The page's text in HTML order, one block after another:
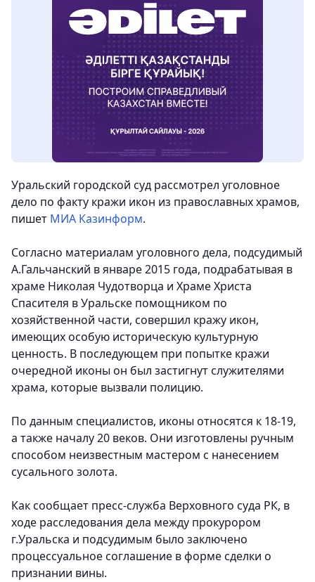
Уральский городской суд рассмотрел уголовное
дело по факту кражи икон из православных храмов,
пишет МИА Казинформ.
Согласно материалам уголовного дела, подсудимый
А.Гальчанский в январе 2015 года, подрабатывая в
храме Николая Чудотворца и Храме Христа
Спасителя в Уральске помощником по
хозяйственной части, совершил кражу икон,
имеющих особую историческую культурную
ценность. В последующем при попытке кражи
очередной иконы он был застигнут служителями
храма, которые вызвали полицию.
По данным специалистов, иконы относятся к 18-19,
а также началу 20 веков. Они изготовлены ручным
способом неизвестным мастером с нанесением
сусального золота.
Как сообщает пресс-служба Верховного суда РК, в
ходе расследования дела между прокурором
г.Уральска и подсудимым было заключено
процессуальное соглашение в форме сделки о
признании вины.